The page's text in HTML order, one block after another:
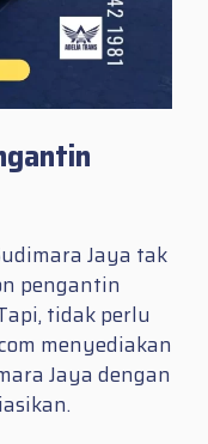
Jaya tak
pengantin
tidak perlu
menyediakan
Jaya dengan